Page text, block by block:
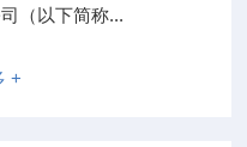
（以下简称...
+